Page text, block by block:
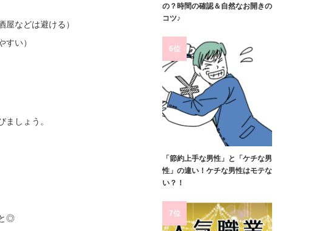
屋などは避ける）
すい）
しょう。
◎
の？時間の確認＆自然なお開きの
コツ♪
6位
「節約上手な男性」と「ケチな男
性」の違い！ケチな男性はモテな
い？！
7位